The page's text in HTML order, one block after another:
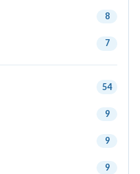
8
7
54
9
9
9